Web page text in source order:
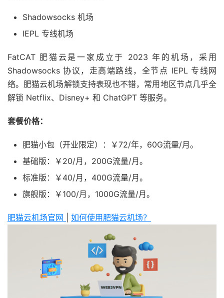
Shadowsocks 机场
IEPL 专线机场
FatCAT 肥猫云是一家成立于 2023 年的机场，采用
Shadowsocks 协议，走高端路线，全节点 IEPL 专线网
络。肥猫云机场解锁支持表现也不错，常用地区节点几乎全
解锁 Netflix、Disney+ 和 ChatGPT 等服务。
套餐价格：
肥猫小包（开业限定）：￥72/年，60G流量/月。
基础版：￥20/月，200G流量/月。
标准版：￥40/月，400G流量/月。
旗舰版：￥100/月，1000G流量/月。
肥猫云机场官网 如何使用肥猫云机场？